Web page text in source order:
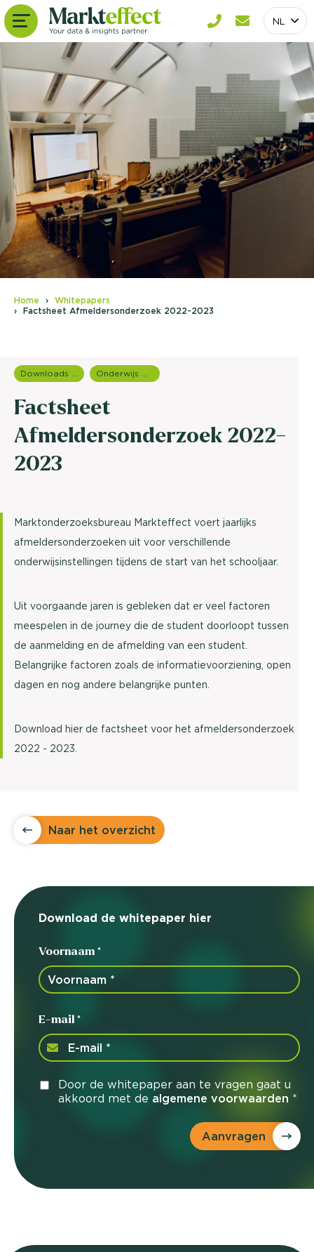
NL
Home
Whitepapers
Factsheet Afmeldersonderzoek 2022-2023
Downloads en rapportages Onderwijs onderzoek
Factsheet
Afmeldersonderzoek 2022-
2023
Marktonderzoeksbureau Markteffect voert jaarlijks
afmeldersonderzoeken uit voor verschillende
onderwijsinstellingen tijdens de start van het schooljaar.
Uit voorgaande jaren is gebleken dat er veel factoren
meespelen in de journey die de student doorloopt tussen
de aanmelding en de afmelding van een student.
Belangrijke factoren zoals de informatievoorziening, open
dagen en nog andere belangrijke punten.
Download hier de factsheet voor het afmeldersonderzoek
2022 - 2023.
Naar het overzicht
Download de whitepaper hier
Voornaam *
E-mail *
Door de whitepaper aan te vragen gaat u
akkoord met de algemene voorwaarden *
Aanvragen